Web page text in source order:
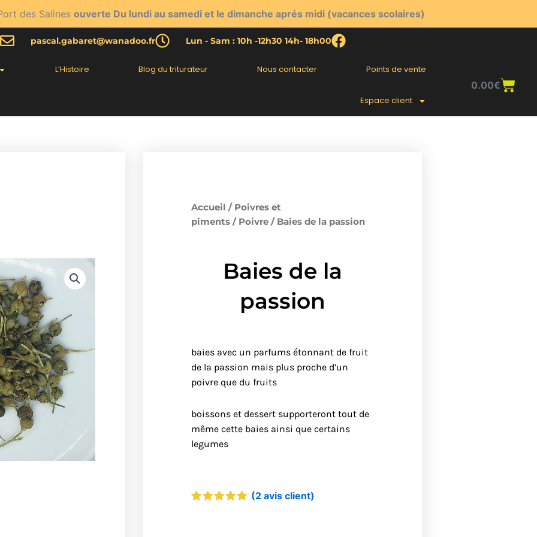
des Salines ouverte Du lundi au samedi et le dimanche aprés midi (vacances scolaires)
pascal.gabaret@wanadoo.fr Lun - Sam : 10h -12h30 14h- 18h00
L’Histoire Blog du triturateur Nous contacter Points de vente
Espace client
0.00€
Accueil / Poivres et
piments / Poivre / Baies de la passion
Baies de la
passion
baies avec un parfums étonnant de fruit
de la passion mais plus proche d’un
poivre que du fruits
boissons et dessert supporteront tout de
même cette baies ainsi que certains
legumes
(2 avis client)